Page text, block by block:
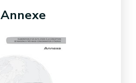
Annexe